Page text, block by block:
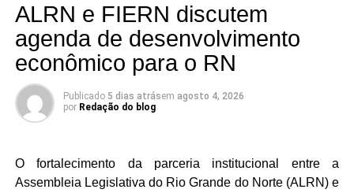
No âmbito econômico, foram analisados os dados do
Cadastro Geral de Empregados e Desempregados
(Caged) referentes ao primeiro semestre. Os índices
apontaram para uma desaceleração na criação de postos
de trabalho com carteira assinada, motivando reflexões
sobre as causas macroeconômicas e os impactos das
políticas de juros. A discussão também lançou luz sobre
importância das micro e pequenas empresas como
pilares de sustentação da economia local.
ALRN e FIERN discutem
agenda de desenvolvimento
econômico para o RN
Publicado 5 dias atrásem agosto 4, 2026
por Redação do blog
O fortalecimento da parceria institucional entre a
Assembleia Legislativa do Rio Grande do Norte (ALRN) e